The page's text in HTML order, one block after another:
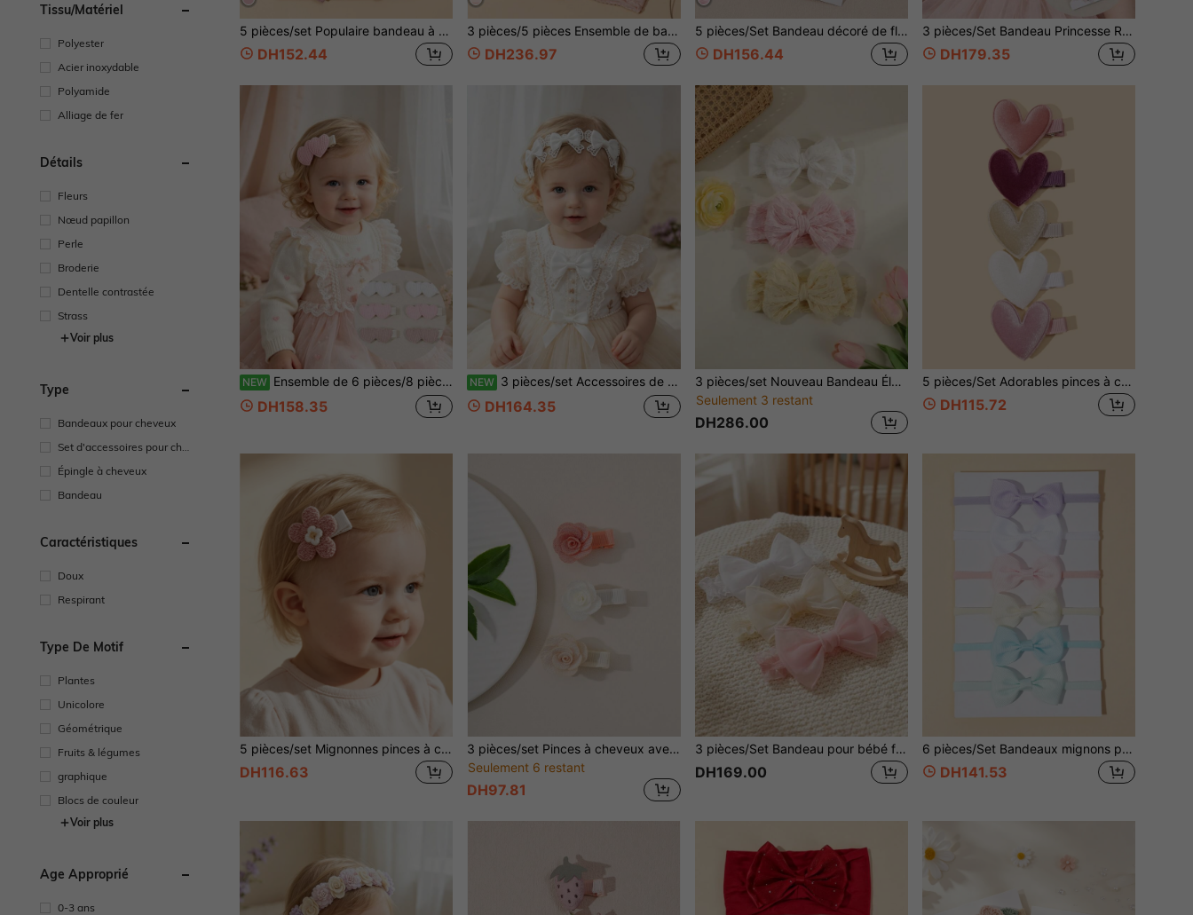
Tissu/matériel
Polyester
Acier inoxydable
Polyamide
Alliage de fer
Détails
Fleurs
Nœud papillon
Perle
Broderie
Dentelle contrastée
Strass
Voir plus
Type
Bandeaux pour cheveux
Set d'accessoires pour che
veux
Épingle à cheveux
Bandeau
Caractéristiques
Doux
Respirant
Type De Motif
Plantes
Unicolore
Géométrique
Fruits & légumes
graphique
Blocs de couleur
Voir plus
Âge Approprié
0-3 ans
5 pièces/set Populaire bandeau à nœud papillon fin pour bébé traversant les frontières (à l'exclusion de la carte en papier) Amour Saint-Valentin
DH152.44
3 pièces/5 pièces Ensemble de bandeaux mignons pour bébé fille, bandeaux élastiques en nylon doux et confortables avec nœud pour un usage quotidien
DH236.97
5 pièces/Set Bandeau décoré de fleurs et noeuds pour bébé fille, convient pour une utilisation quotidienne au printemps (carte en papier non incluse)
DH156.44
3 pièces/Set Bandeau Princesse Rose Mignon Doux Confortable Élastique avec Nœud et Grande Fleur pour Bébé Fille, Convient pour Usage Quotidien et Fêtes Mariage (Carte Non Incluse)
DH179.35
NEW Ensemble de 6 pièces/8 pièces de pinces à cheveux mignonnes en forme de cœur de princesse pour bébé, convient pour les photos, les mariages, les fêtes, le port quotidien, le Nouvel An, la Saint-Valentin, la rentrée scolaire et d'autres occasions.
DH158.35
NEW 3 pièces/set Accessoires de cheveux doux pour filles, 3 jolis nœuds fins, convient pour un usage quotidien et festif, cadeau parfait pour les filles
DH164.35
3 pièces/set Nouveau Bandeau Élastique Doux et Confortable avec Nœud Volant pour Bébé Filles, Convient pour une Utilisation Quotidienne
Seulement 3 restant
DH286.00
5 pièces/Set Adorables pinces à cheveux en forme de cœur en peluche pour filles, convenant à un usage quotidien (âge 2-14 ans), idées cadeaux Saint-Valentin
DH115.72
5 pièces/set Mignonnes pinces à cheveux en tricot avec fleurs pour bébés filles, sans dommage, convient pour les vacances et l'usage quotidien, cadeau parfait pour les filles
DH116.63
3 pièces/set Pinces à cheveux avec fleur de rose unique mignonne pour bébés filles, utilisation quotidienne sans dommage, cadeau parfait pour les filles
Seulement 6 restant
DH97.81
3 pièces/Set Bandeau pour bébé fille, Bandeau élastique en nylon non dommageant avec nœud en dentelle doux et mignon, Cadeau parfait pour les filles
DH169.00
6 pièces/Set Bandeaux mignons pour bébé fille, bandeaux à nœud couleur macaron, convenant pour un usage quotidien (carton non inclus)
DH141.53